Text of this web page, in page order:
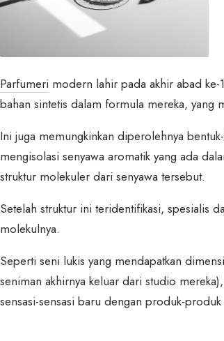
Parfumeri modern lahir pada akhir abad
bahan sintetis dalam formula mereka, yang
Ini juga memungkinkan diperolehnya
mengisolasi senyawa aromatik yang ada
struktur molekuler dari senyawa tersebut.
Setelah struktur ini teridentifikasi, spesialis
molekulnya.
Seperti seni lukis yang mendapatkan
seniman akhirnya keluar dari studio
sensasi-sensasi baru dengan produk-produk